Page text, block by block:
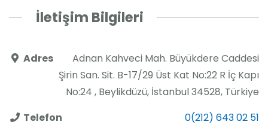
İletişim Bilgileri
Adres
Adnan Kahveci Mah. Büyükdere Caddesi
Şirin San. Sit. B-17/29 Üst Kat No:22 R İç Kapı
No:24 , Beylikdüzü, İstanbul 34528, Türkiye
Telefon
0(212) 643 02 51